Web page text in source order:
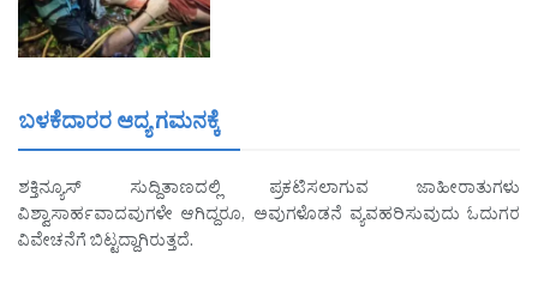
ಬಳಕೆದಾರರ ಆದ್ಯ ಗಮನಕ್ಕೆ
ಶಕ್ತಿನ್ಯೂಸ್ ಸುದ್ದಿತಾಣದಲ್ಲಿ ಪ್ರಕಟಿಸಲಾಗುವ ಜಾಹೀರಾತುಗಳು
ವಿಶ್ವಾಸಾರ್ಹವಾದವುಗಳೇ ಆಗಿದ್ದರೂ, ಅವುಗಳೊಡನೆ ವ್ಯವಹರಿಸುವುದು ಓದುಗರ
ವಿವೇಚನೆಗೆ ಬಿಟ್ಟದ್ದಾಗಿರುತ್ತದೆ.